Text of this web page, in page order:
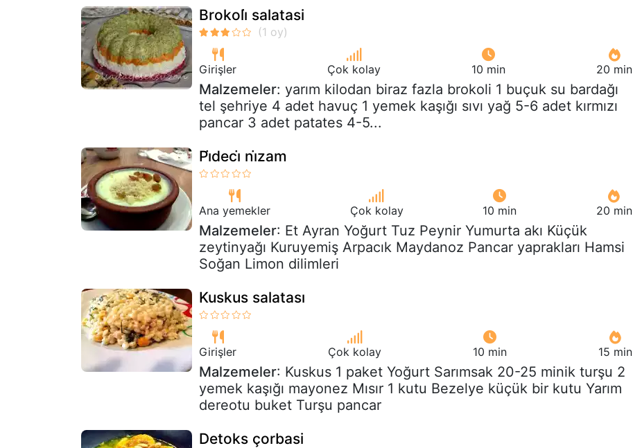
Brokoli̇ salatasi
Girişler Çok kolay 10 min 20 min
Malzemeler: yarım kilodan biraz fazla brokoli 1 buçuk su bardağı
tel şehriye 4 adet havuç 1 yemek kaşığı sıvı yağ 5-6 adet kırmızı
pancar 3 adet patates 4-5...
Pi̇deci̇ ni̇zam
Ana yemekler Çok kolay 10 min 20 min
Malzemeler: Et Ayran Yoğurt Tuz Peynir Yumurta akı Küçük
zeytinyağı Kuruyemiş Arpacık Maydanoz Pancar yaprakları Hamsi
Soğan Limon dilimleri
Kuskus salatası
Girişler Çok kolay 10 min 15 min
Malzemeler: Kuskus 1 paket Yoğurt Sarımsak 20-25 minik turşu 2
yemek kaşığı mayonez Mısır 1 kutu Bezelye küçük bir kutu Yarım
dereotu buket Turşu pancar
Detoks çorbasi